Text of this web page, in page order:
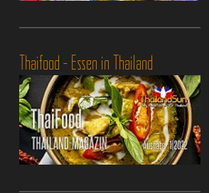
Thaifood - Essen in Thailand